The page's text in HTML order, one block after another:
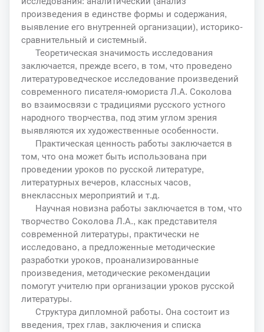
произведения в единстве формы и содержания,
выявление его внутренней организации), историко-
сравнительный и системный.
Теоретическая значимость исследования
заключается, прежде всего, в том, что проведено
литературоведческое исследование произведений
современного писателя-юмориста Л.А. Соколова
во взаимосвязи с традициями русского устного
народного творчества, под этим углом зрения
выявляются их художественные особенности.
Практическая ценность работы заключается в
том, что она может быть использована при
проведении уроков по русской литературе,
литературных вечеров, классных часов,
внеклассных мероприятий и т.д.
Научная новизна работы заключается в том, что
творчество Соколова Л.А., как представителя
современной литературы, практически не
исследовано, а предложенные методические
разработки уроков, проанализированные
произведения, методические рекомендации
помогут учителю при организации уроков русской
литературы.
Структура дипломной работы. Она состоит из
введения, трех глав, заключения и списка